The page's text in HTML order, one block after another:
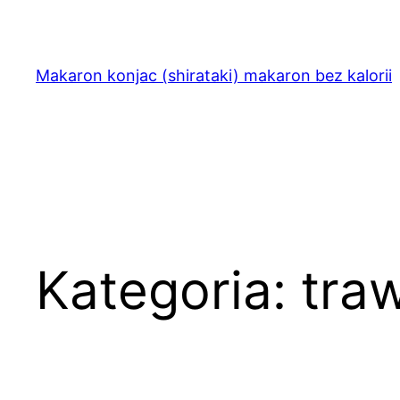
treściMakaron konjac (shirataki) makaron bez kalorii
Kategoria: